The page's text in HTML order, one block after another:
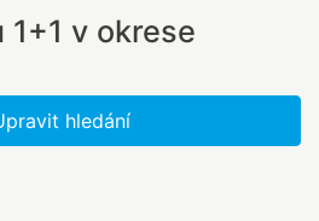
1+1 v okrese
hledání